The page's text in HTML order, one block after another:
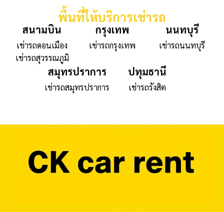
พื้นที่ให้บริการเช่ารถ
สนามบิน
เช่ารถดอนเมือง
เช่ารถสุวรรณภูมิ
กรุงเทพ
เช่ารถกรุงเทพ
นนทบุรี
เช่ารถนนทบุรี
สมุทรปราการ
เช่ารถสมุทรปราการ
ปทุมธานี
เช่ารถรังสิต